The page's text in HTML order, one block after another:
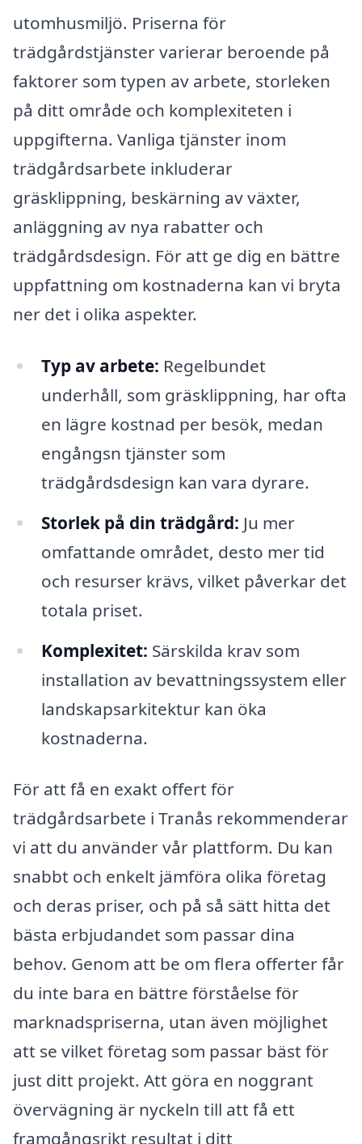
utomhusmiljö. Priserna för
trädgårdstjänster varierar beroende på
faktorer som typen av arbete, storleken
på ditt område och komplexiteten i
uppgifterna. Vanliga tjänster inom
trädgårdsarbete inkluderar
gräsklippning, beskärning av växter,
anläggning av nya rabatter och
trädgårdsdesign. För att ge dig en bättre
uppfattning om kostnaderna kan vi bryta
ner det i olika aspekter.
Typ av arbete: Regelbundet
underhåll, som gräsklippning, har ofta
en lägre kostnad per besök, medan
engångsn tjänster som
trädgårdsdesign kan vara dyrare.
Storlek på din trädgård: Ju mer
omfattande området, desto mer tid
och resurser krävs, vilket påverkar det
totala priset.
Komplexitet: Särskilda krav som
installation av bevattningssystem eller
landskapsarkitektur kan öka
kostnaderna.
För att få en exakt offert för
trädgårdsarbete i Tranås rekommenderar
vi att du använder vår plattform. Du kan
snabbt och enkelt jämföra olika företag
och deras priser, och på så sätt hitta det
bästa erbjudandet som passar dina
behov. Genom att be om flera offerter får
du inte bara en bättre förståelse för
marknadspriserna, utan även möjlighet
att se vilket företag som passar bäst för
just ditt projekt. Att göra en noggrant
övervägning är nyckeln till att få ett
framgångsrikt resultat i ditt